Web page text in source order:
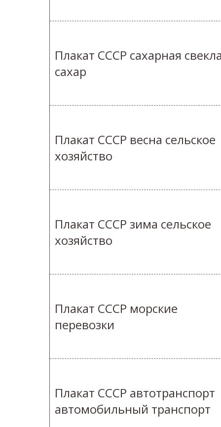
Плакат СССР сахарная
сахар
Плакат СССР весна сельское
хозяйство
Плакат СССР зима сельское
хозяйство
Плакат СССР морские
перевозки
Плакат СССР автотранспорт
автомобильный транспорт